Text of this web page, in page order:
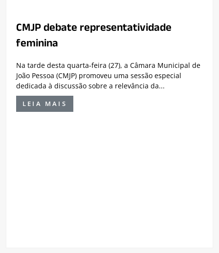
CMJP debate representatividade
feminina
Na tarde desta quarta-feira (27), a Câmara Municipal de
João Pessoa (CMJP) promoveu uma sessão especial
dedicada à discussão sobre a relevância da...
LEIA MAIS